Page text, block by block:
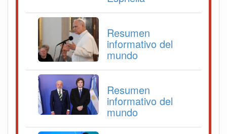
Resumen
informativo del
mundo
Resumen
informativo del
mundo